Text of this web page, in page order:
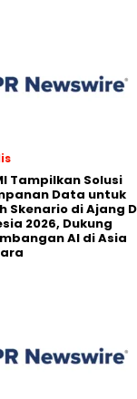
Tampilkan Solusi
Data untuk
Skenario di Ajang
2026, Dukung
AI di Asia